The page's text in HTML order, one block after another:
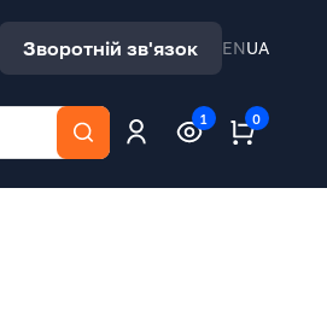
Зворотній зв'язок ENUA
1 0